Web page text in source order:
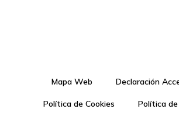
Mapa Web Declaración
Política de Cookies Política